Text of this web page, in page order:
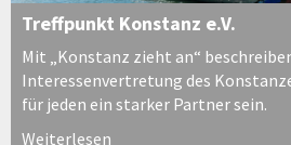
Treffpunkt Konstanz e.V.
Mit „Konstanz zieht an“
Interessenvertretung des
für jeden ein starker Partner sein.
Weiterlesen